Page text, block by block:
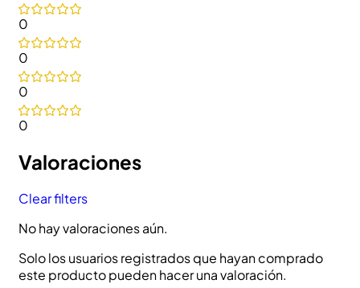
0
0
0
0
Valoraciones
Clear filters
No hay valoraciones aún.
Solo los usuarios registrados que hayan comprado
este producto pueden hacer una valoración.